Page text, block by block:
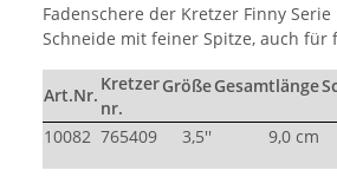
Fadenschere der Kretzer Finny
Schneide mit feiner Spitze, auch für
Art.Nr.
Kretzer
nr.
GrößeGesamtlänge
10082 765409 3,5'' 9,0 cm